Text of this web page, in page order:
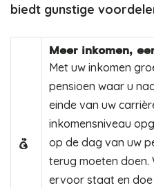
biedt gunstige
Meer inkomen,
Met uw inkomen
pensioen waar u
einde van uw
inkomensniveau
op de dag van uw
terug moeten doen.
ervoor staat en doe